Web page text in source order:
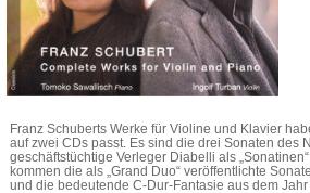
Franz Schuberts Werke für Violine und Klavier
auf zwei CDs passt. Es sind die drei Sonaten des
geschäftstüchtige Verleger Diabelli als
kommen die als „Grand Duo“ veröffentlichte
und die bedeutende C-Dur-Fantasie aus dem Jahr